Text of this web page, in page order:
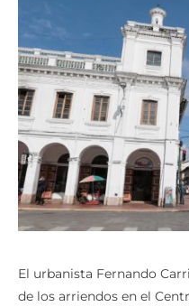
El urbanista Fernando
de los arriendos en el